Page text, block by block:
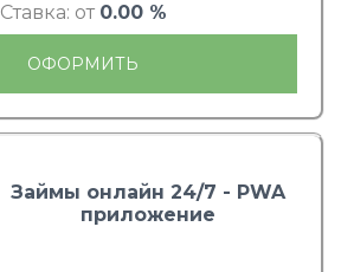
Ставка: от 0.00 %
ОФОРМИТЬ
Займы онлайн 24/7 - PWA
приложение